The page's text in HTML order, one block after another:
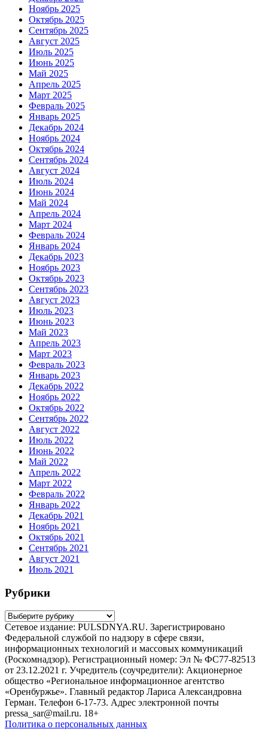
Ноябрь 2025
Октябрь 2025
Сентябрь 2025
Август 2025
Июль 2025
Июнь 2025
Май 2025
Апрель 2025
Март 2025
Февраль 2025
Январь 2025
Декабрь 2024
Ноябрь 2024
Октябрь 2024
Сентябрь 2024
Август 2024
Июль 2024
Июнь 2024
Май 2024
Апрель 2024
Март 2024
Февраль 2024
Январь 2024
Декабрь 2023
Ноябрь 2023
Октябрь 2023
Сентябрь 2023
Август 2023
Июль 2023
Июнь 2023
Май 2023
Апрель 2023
Март 2023
Февраль 2023
Январь 2023
Декабрь 2022
Ноябрь 2022
Октябрь 2022
Сентябрь 2022
Август 2022
Июль 2022
Июнь 2022
Май 2022
Апрель 2022
Март 2022
Февраль 2022
Январь 2022
Декабрь 2021
Ноябрь 2021
Октябрь 2021
Сентябрь 2021
Август 2021
Июль 2021
Рубрики
Рубрики
Сетевое издание: PULSDNYA.RU. Зарегистрировано
Федеральной службой по надзору в сфере связи,
информационных технологий и массовых коммуникаций
(Роскомнадзор). Регистрационный номер: Эл № ФС77-82513
от 23.12.2021 г. Учредитель (соучредители): Акционерное
общество «Региональное информационное агентство
«Оренбуржье». Главный редактор Лариса Александровна
Герман. Телефон 6-17-73. Адрес электронной почты
pressa_sar@mail.ru. 18+
Политика о персональных данных